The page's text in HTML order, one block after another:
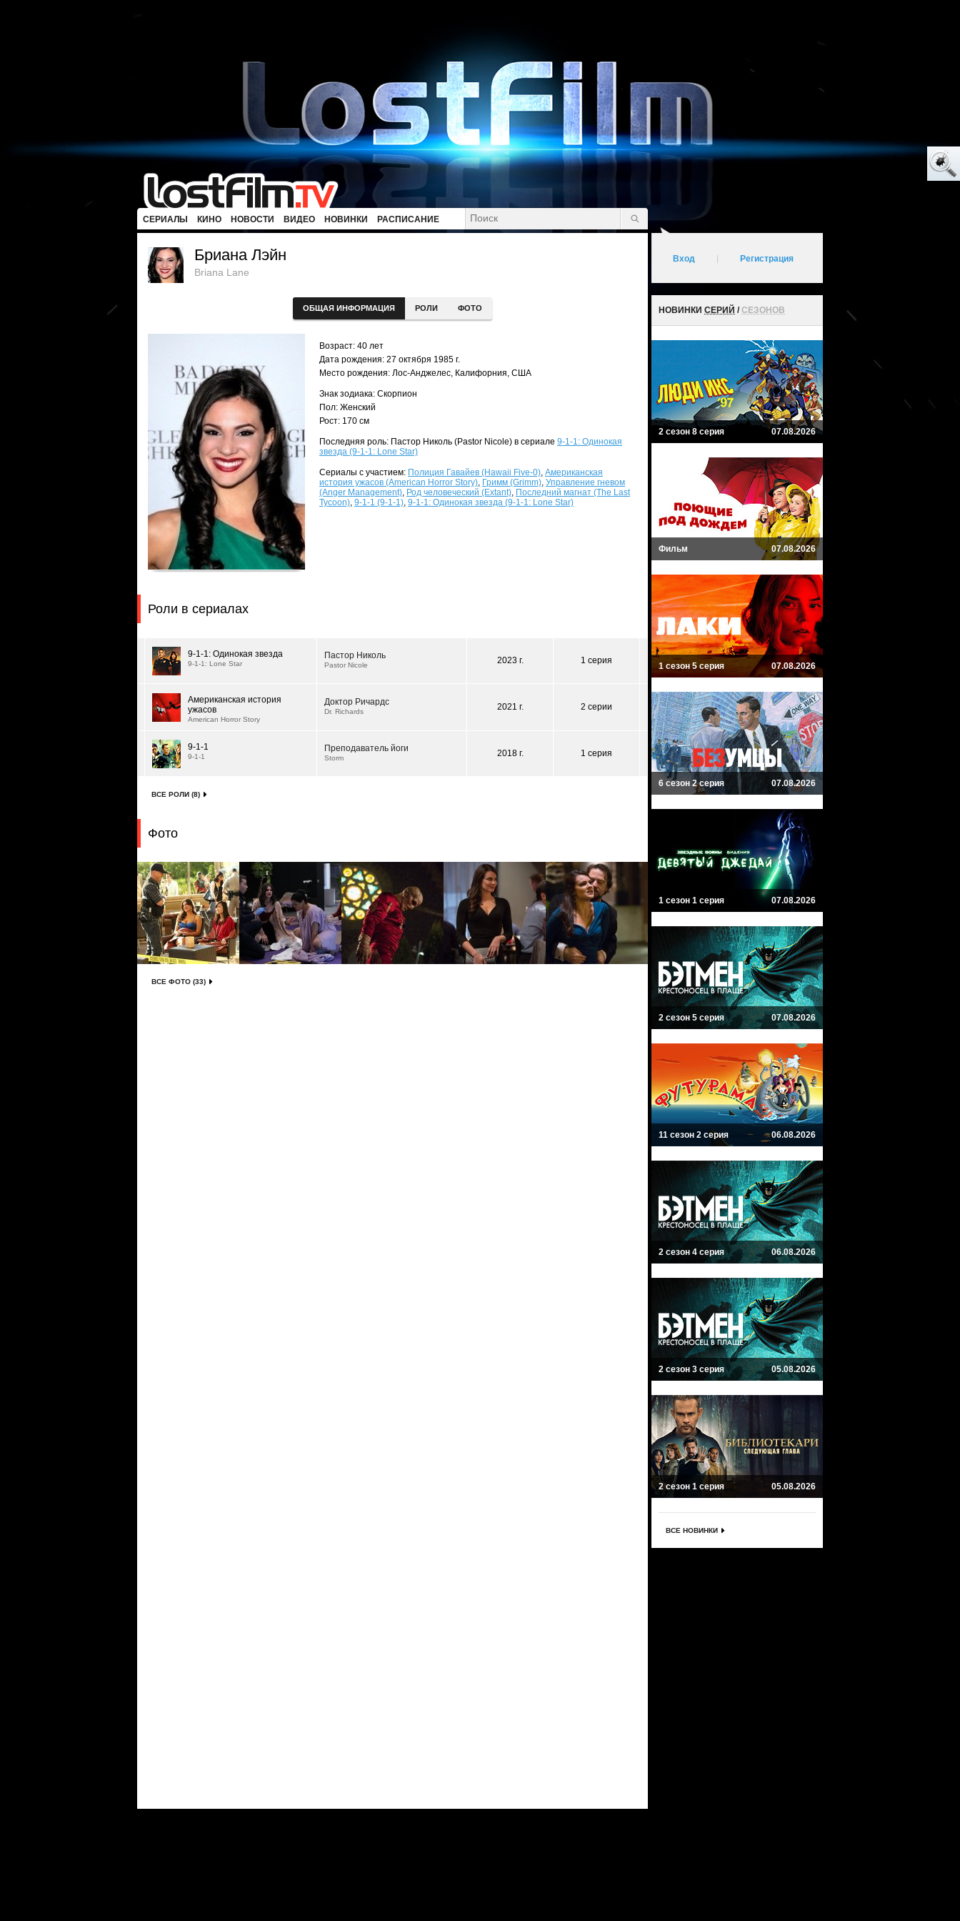
СЕРИАЛЫ КИНО НОВОСТИ ВИДЕО НОВИНКИ РАСПИСАНИЕ
Бриана Лэйн
Briana Lane
ОБЩАЯ ИНФОРМАЦИЯ РОЛИ ФОТО
Возраст: 40 лет
Дата рождения: 27 октября 1985 г.
Место рождения: Лос-Анджелес, Калифорния, США
Знак зодиака: Скорпион
Пол: Женский
Рост: 170 см
Последняя роль: Пастор Николь (Pastor Nicole) в сериале 9-1-1: Одинокая
звезда (9-1-1: Lone Star)
Сериалы с участием: Полиция Гавайев (Hawaii Five-0), Американская
история ужасов (American Horror Story), Гримм (Grimm), Управление гневом
(Anger Management), Род человеческий (Extant), Последний магнат (The Last
Tycoon), 9-1-1 (9-1-1), 9-1-1: Одинокая звезда (9-1-1: Lone Star)
Роли в сериалах
9-1-1: Одинокая звезда
9-1-1: Lone Star
Пастор Николь
Pastor Nicole 2023 г. 1 серия
Американская история
ужасов
American Horror Story
Доктор Ричардс
Dr. Richards 2021 г. 2 серии
9-1-1
9-1-1
Преподаватель йоги
Storm 2018 г. 1 серия
ВСЕ РОЛИ (8)
Фото
ВСЕ ФОТО (33)
Вход Регистрация
НОВИНКИ СЕРИЙ /СЕЗОНОВ
2 сезон 8 серия 07.08.2026
Фильм 07.08.2026
1 сезон 5 серия 07.08.2026
6 сезон 2 серия 07.08.2026
1 сезон 1 серия 07.08.2026
2 сезон 5 серия 07.08.2026
11 сезон 2 серия 06.08.2026
2 сезон 4 серия 06.08.2026
2 сезон 3 серия 05.08.2026
2 сезон 1 серия 05.08.2026
ВСЕ НОВИНКИ